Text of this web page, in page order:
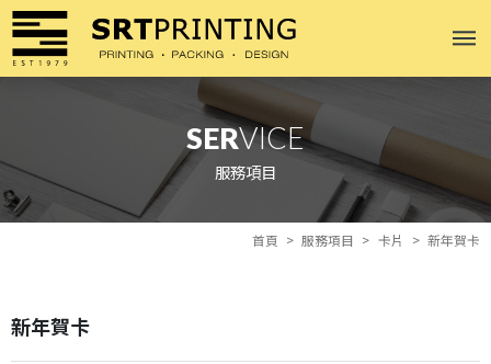
SERVICE
服務項目
首頁 服務項目 卡片 新年賀卡
新年賀卡